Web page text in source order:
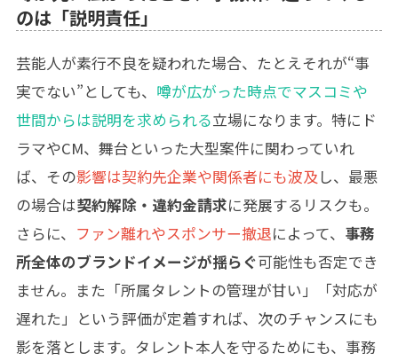
のは「説明責任」
芸能人が素行不良を疑われた場合、たとえそれが“事
実でない”としても、 噂が広がった時点でマスコミや
世間からは説明を求められる立場になります。特にド
ラマやCM、舞台といった大型案件に関わっていれ
ば、その影響は契約先企業や関係者にも波及 し、最悪
の場合は契約解除・違約金請求に発展するリスクも。
さらに、 ファン離れやスポンサー撤退によって、 事務
所全体のブランドイメージが揺らぐ可能性も否定でき
ません。また「所属タレントの管理が甘い」「対応が
遅れた」という評価が定着すれば、次のチャンスにも
影を落とします。タレント本人を守るためにも、事務